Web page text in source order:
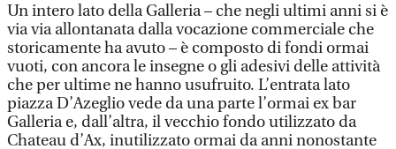
Un intero lato della Galleria – che negli ultimi anni si è
via via allontanata dalla vocazione commerciale che
storicamente ha avuto – è composto di fondi ormai
vuoti, con ancora le insegne o gli adesivi delle attività
che per ultime ne hanno usufruito. L’entrata lato
piazza D’Azeglio vede da una parte l’ormai ex bar
Galleria e, dall’altra, il vecchio fondo utilizzato da
Chateau d’Ax, inutilizzato ormai da anni nonostante